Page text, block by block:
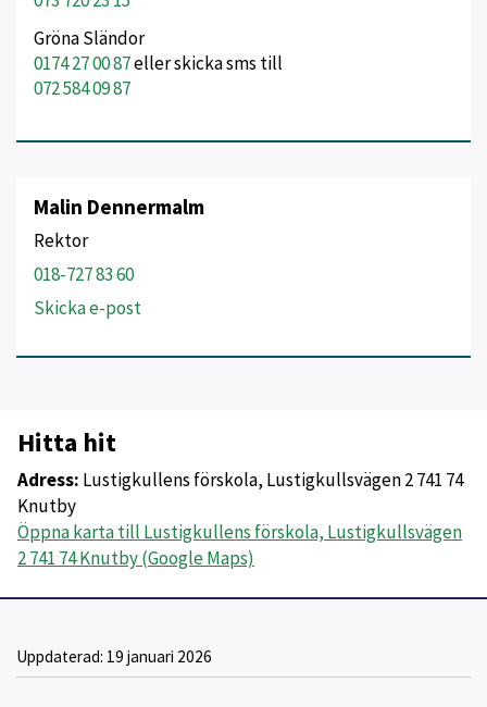
Gröna Sländor
0174 27 00 87eller skicka sms till
072 584 09 87
Malin Dennermalm
Rektor
018-727 83 60
Skicka e-post
Hitta hit
Adress: Lustigkullens förskola, Lustigkullsvägen 2 741 74
Knutby
Öppna karta till Lustigkullens förskola, Lustigkullsvägen
2 741 74 Knutby (Google Maps)
Uppdaterad: 19 januari 2026